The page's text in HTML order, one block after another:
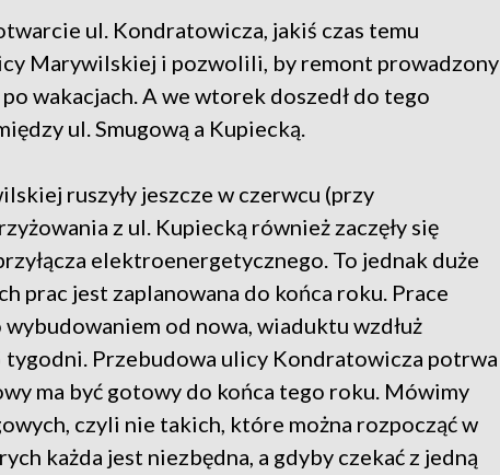
ul. Kondratowicza, jakiś czas temu
Marywilskiej i pozwolili, by remont prowadzony
wakacjach. A we wtorek doszedł do tego
ul. Smugową a Kupiecką.
ruszyły jeszcze w czerwcu (przy
z ul. Kupiecką również zaczęły się
elektroenergetycznego. To jednak duże
prac jest zaplanowana do końca roku. Prace
od nowa, wiaduktu wzdłuż
Przebudowa ulicy Kondratowicza potrwa
ma być gotowy do końca tego roku. Mówimy
czyli nie takich, które można rozpocząć w
każda jest niezbędna, a gdyby czekać z jedną